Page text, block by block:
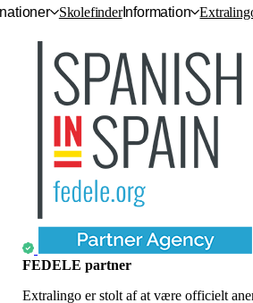
SkolefinderInformation
FEDELE partner
Extralingo er stolt af at være officielt